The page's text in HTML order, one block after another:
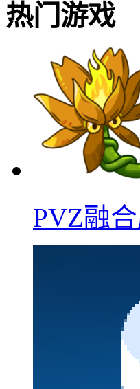
热门游戏
PVZ融